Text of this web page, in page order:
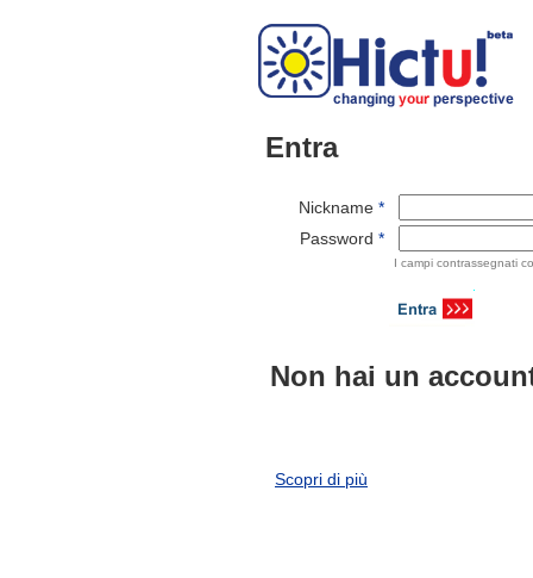
Entra
Nickname *
Password *
I campi contrassegnati
Non hai un
Scopri di più